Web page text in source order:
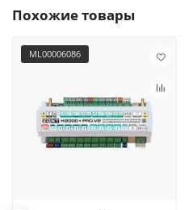
Похожие товары
ML00006086